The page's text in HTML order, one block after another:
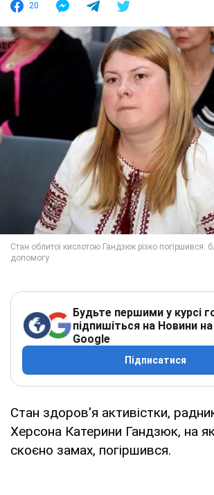
20
Будьте першими у курсі
підпишіться на Новини
Google
Підписатися
Стан здоров'я активістки,
Херсона Катерини Гандзюк, на
скоєно замах, погіршився.